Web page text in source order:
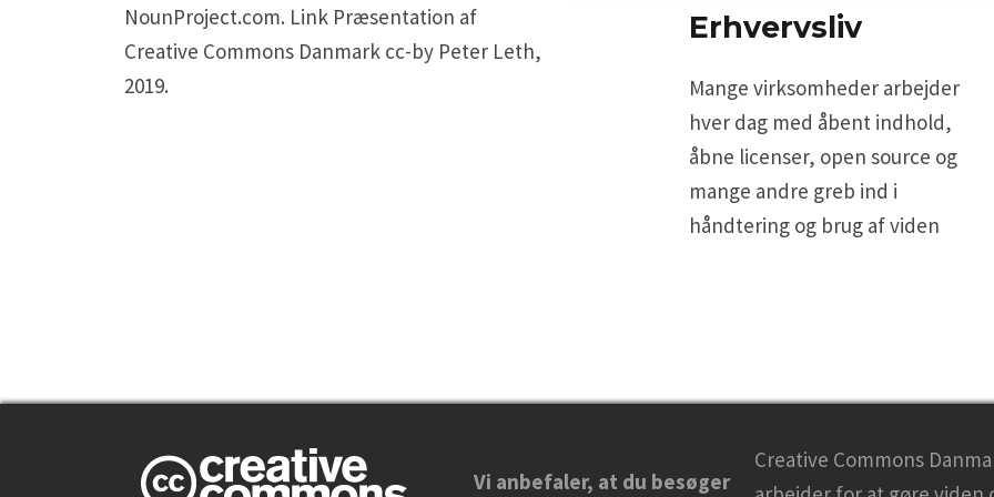
NounProject.com. Link Præsentation af
Creative Commons Danmark cc-by Peter Leth,
2019.
Erhvervsliv
Mange virksomheder arbejder
hver dag med åbent indhold,
åbne licenser, open source og
mange andre greb ind i
håndtering og brug af viden
Vi anbefaler, at du besøger
Creative Commons